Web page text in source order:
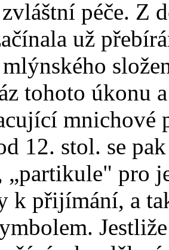
péče. Z
už
tohoto úkonu
mnichové
12. stol. se
„partikule" pro
k přijímání, a